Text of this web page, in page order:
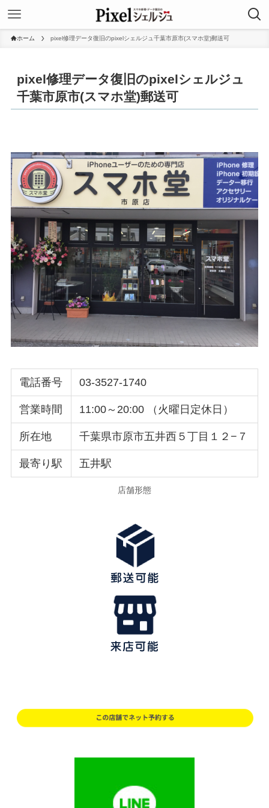
ホーム pixel修理データ復旧のpixelシェルジュ千葉市原市(スマホ堂)郵送可
pixel修理データ復旧のpixelシェルジュ
千葉市原市(スマホ堂)郵送可
電話番号 03-3527-1740
営業時間 11:00～20:00 （火曜日定休日）
所在地 千葉県市原市五井西５丁目１２−７
最寄り駅 五井駅
店舗形態